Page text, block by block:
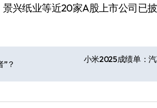
兴纸业等近20家A股上市公司已
？
小米2025成绩单：